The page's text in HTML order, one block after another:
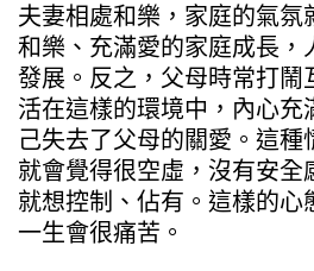
夫妻相處和樂，家庭的氣氛
和樂、充滿愛的家庭成長，
發展。反之，父母時常打鬧
活在這樣的環境中，內心充
己失去了父母的關愛。這種
就會覺得很空虛，沒有安全
就想控制、佔有。這樣的心
一生會很痛苦。